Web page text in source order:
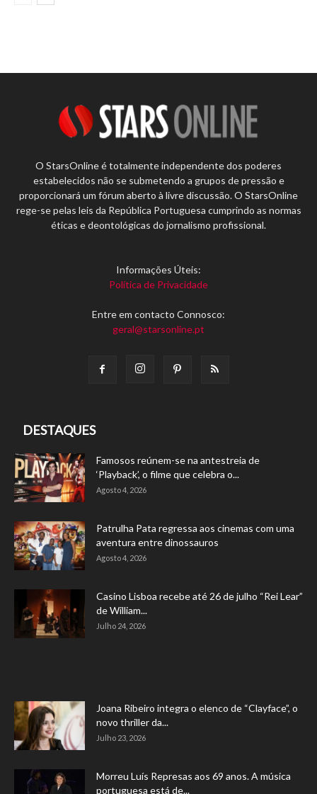
O StarsOnline é totalmente independente dos poderes
estabelecidos não se submetendo a grupos de pressão e
proporcionará um fórum aberto à livre discussão. O StarsOnline
rege-se pelas leis da República Portuguesa cumprindo as normas
éticas e deontológicas do jornalismo profissional.
Informações Úteis:
Política de Privacidade
Entre em contacto Connosco:
geral@starsonline.pt
DESTAQUES
Famosos reúnem-se na antestreia de
‘Playback’, o filme que celebra o...
Agosto 4, 2026
Patrulha Pata regressa aos cinemas com uma
aventura entre dinossauros
Agosto 4, 2026
Casino Lisboa recebe até 26 de julho “Rei Lear”
de William...
Julho 24, 2026
Joana Ribeiro integra o elenco de “Clayface”, o
novo thriller da...
Julho 23, 2026
Morreu Luís Represas aos 69 anos. A música
portuguesa está de...